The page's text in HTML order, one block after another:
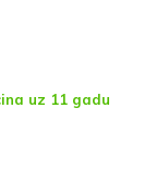
uz 11 gadu